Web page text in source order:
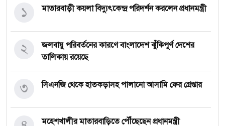
মাতারবাড়ী কয়লা বিদ্যুৎকেন্দ্র পরিদর্শন করলেন প্রধানমন্ত্রী
১
জলবায়ু পরিবর্তনের কারণে বাংলাদেশ ঝুঁকিপূর্ণ দেশের
তালিকায় রয়েছে
২
সিএনজি থেকে হাতকড়াসহ পালানো আসামি ফের গ্রেপ্তার
৩
মহেশখালীর মাতারবাড়িতে পৌঁছেছেন প্রধানমন্ত্রী